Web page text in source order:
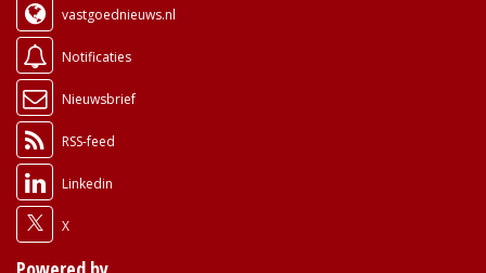
vastgoednieuws.nl
Notificaties
Nieuwsbrief
RSS-feed
Linkedin
X